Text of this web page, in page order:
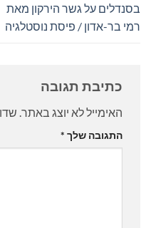
בסנדלים על גשר הירקון מאת
רמי בר-אדון / פיסת נוסטלגיה
כתיבת תגובה
האימייל לא יוצג באתר.
התגובה שלך *